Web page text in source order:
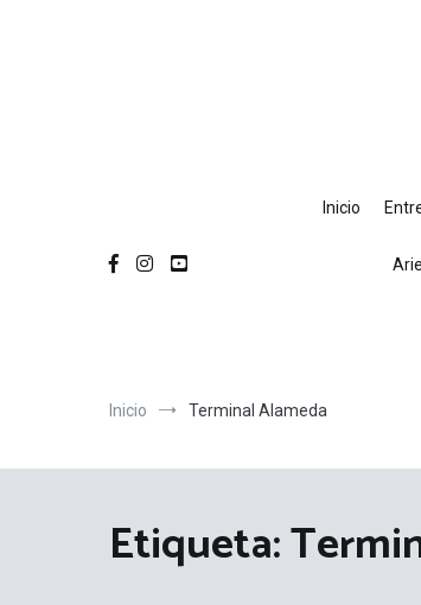
Inicio
Inicio Terminal Alameda
Etiqueta: